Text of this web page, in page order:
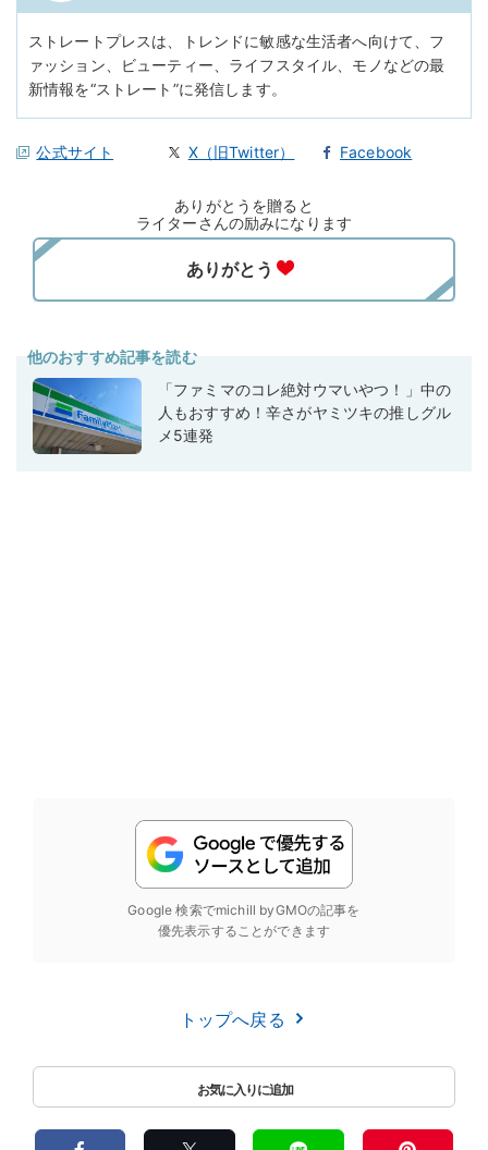
ストレートプレスは、トレンドに敏感な生活者へ向けて、フ
ァッション、ビューティー、ライフスタイル、モノなどの最
新情報を“ストレート”に発信します。
公式サイト X（旧Twitter） Facebook
ありがとうを贈ると
ライターさんの励みになります
他のおすすめ記事を読む
「ファミマのコレ絶対ウマいやつ！」中の
人もおすすめ！辛さがヤミツキの推しグル
メ5連発
Google 検索でmichill byGMOの記事を
優先表示することができます
トップへ戻る